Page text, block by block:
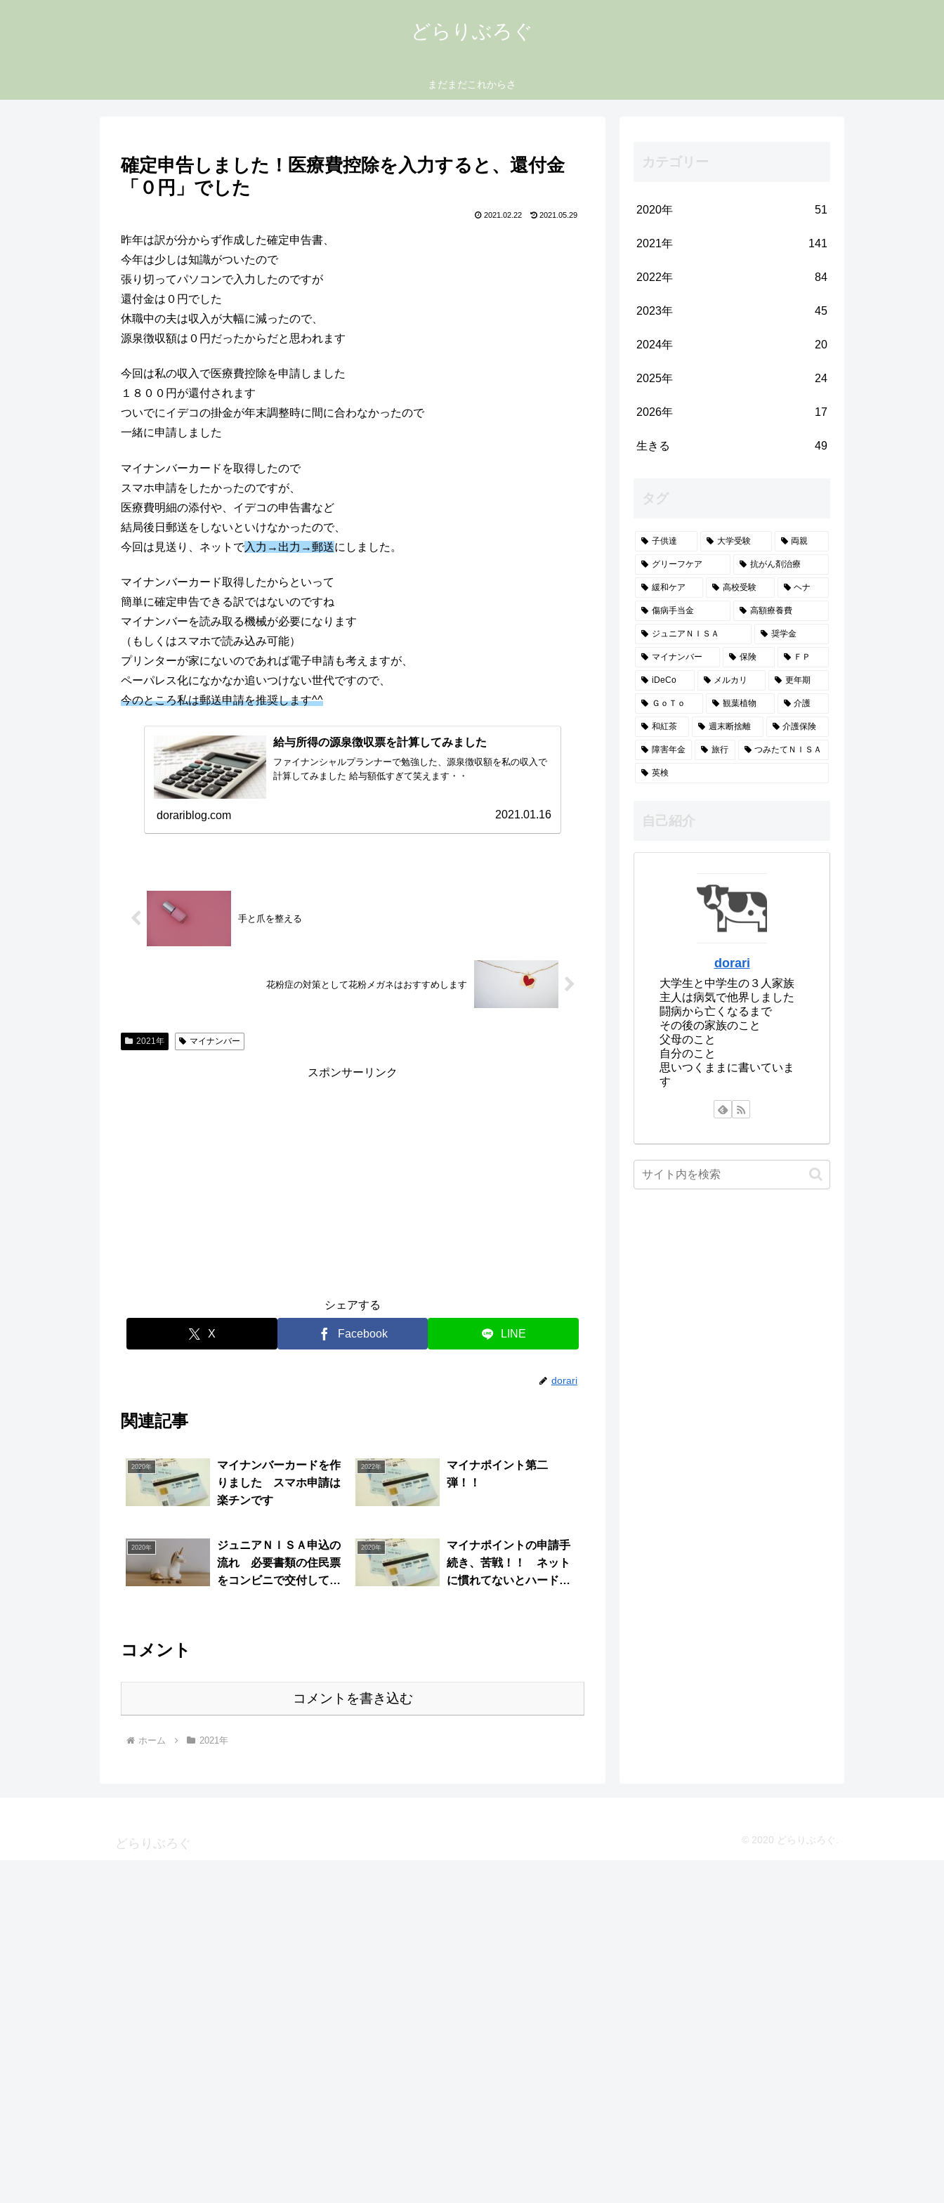
どらりぶろぐ
まだまだこれからさ
確定申告しました！医療費控除を入力すると、還付金
「０円」でした
2021.02.22 2021.05.29
昨年は訳が分からず作成した確定申告書、
今年は少しは知識がついたので
張り切ってパソコンで入力したのですが
還付金は０円でした
休職中の夫は収入が大幅に減ったので、
源泉徴収額は０円だったからだと思われます
今回は私の収入で医療費控除を申請しました
１８００円が還付されます
ついでにイデコの掛金が年末調整時に間に合わなかったので
一緒に申請しました
マイナンバーカードを取得したので
スマホ申請をしたかったのですが、
医療費明細の添付や、イデコの申告書など
結局後日郵送をしないといけなかったので、
今回は見送り、ネットで入力→出力→郵送にしました。
マイナンバーカード取得したからといって
簡単に確定申告できる訳ではないのですね
マイナンバーを読み取る機械が必要になります
（もしくはスマホで読み込み可能）
プリンターが家にないのであれば電子申請も考えますが、
ペーパレス化になかなか追いつけない世代ですので、
今のところ私は郵送申請を推奨します^^
給与所得の源泉徴収票を計算してみました
ファイナンシャルプランナーで勉強した、源泉徴収額を私の収入で
計算してみました 給与額低すぎて笑えます・・
dorariblog.com 2021.01.16
手と爪を整える
花粉症の対策として花粉メガネはおすすめします
2021年 マイナンバー
スポンサーリンク
シェアする
X Facebook LINE
dorari
関連記事
2020年
マイナンバーカードを作
りました スマホ申請は
楽チンです
2022年
マイナポイント第二
弾！！
2020年
ジュニアＮＩＳＡ申込の
流れ 必要書類の住民票
をコンビニで交付してみ
2020年
マイナポイントの申請手
続き、苦戦！！ ネット
に慣れてないとハードル
コメント
コメントを書き込む
ホーム 2021年
カテゴリー
2020年 51
2021年 141
2022年 84
2023年 45
2024年 20
2025年 24
2026年 17
生きる 49
タグ
子供達 大学受験 両親
グリーフケア 抗がん剤治療
緩和ケア 高校受験 ヘナ
傷病手当金 高額療養費
ジュニアＮＩＳＡ 奨学金
マイナンバー 保険 ＦＰ
iDeCo メルカリ 更年期
ＧｏＴｏ 観葉植物 介護
和紅茶 週末断捨離 介護保険
障害年金 旅行 つみたてＮＩＳＡ
英検
自己紹介
dorari
大学生と中学生の３人家族
主人は病気で他界しました
闘病から亡くなるまで
その後の家族のこと
父母のこと
自分のこと
思いつくままに書いていま
す
どらりぶろぐ © 2020 どらりぶろぐ.